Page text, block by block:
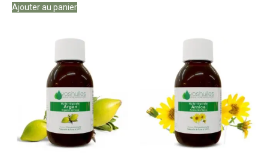
Ajouter au panier